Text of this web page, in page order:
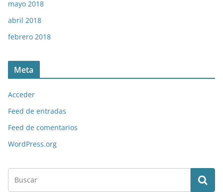
mayo 2018
abril 2018
febrero 2018
Meta
Acceder
Feed de entradas
Feed de comentarios
WordPress.org